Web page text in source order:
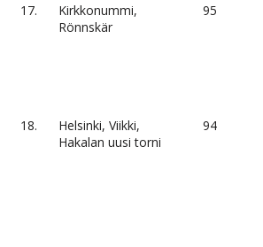
17.
Kirkkonummi,
Rönnskär
95
18.
Helsinki, Viikki,
Hakalan uusi torni
94